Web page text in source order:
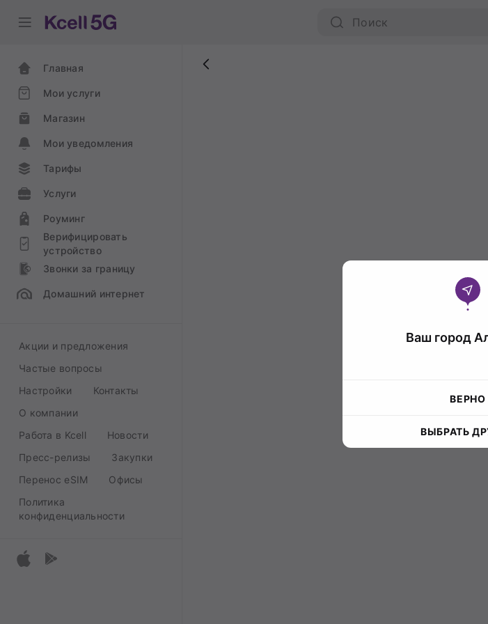
Главная
Мои услуги
Магазин
Мои уведомления
Тарифы
Услуги
Роуминг
Верифицировать
устройство
Звонки за границу
Домашний интернет
Акции и предложения
Частые вопросы
Настройки
Контакты
О компании
Работа в Kcell
Новости
Пресс-релизы
Закупки
Перенос eSIM
Офисы
Политика
конфиденциальности
Ваш город
ВЕРНО
ВЫБРАТЬ